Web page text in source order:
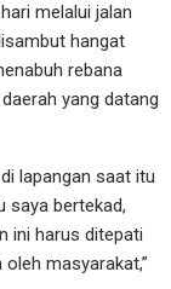
melalui jalan
hangat
rebana
yang datang
lapangan saat itu
saya bertekad,
ini harus ditepati
masyarakat,”